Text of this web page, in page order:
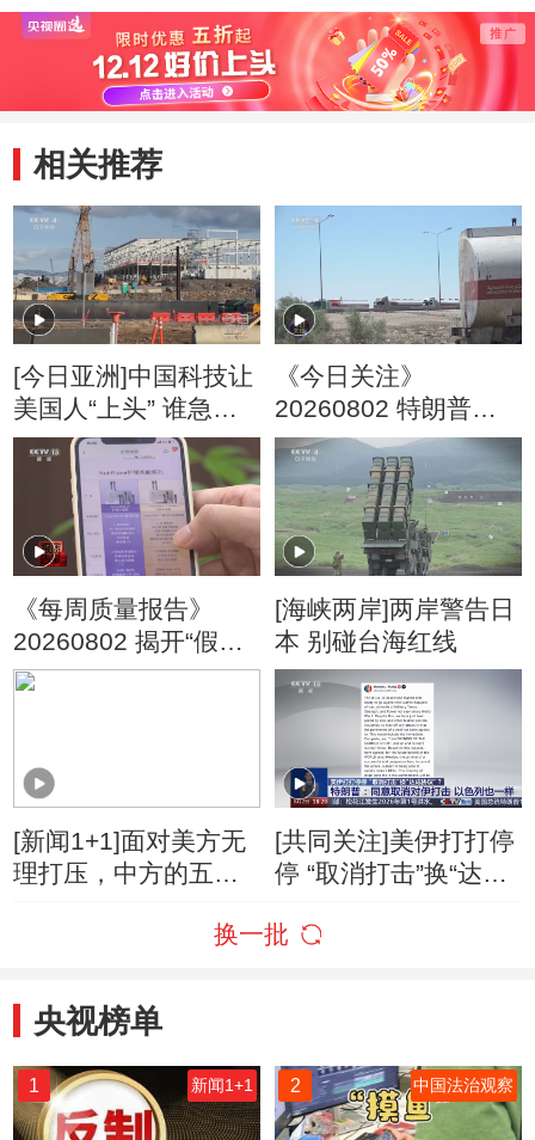
手把鲨鱼拉上岸
美孝心少年 “包子
丫头”俞云辉
号”发
单程票
相关推荐
[今日亚洲]中国科技让
美国人“上头” 谁急
了？
《今日关注》
20260802 特朗普叫
停“最大规模”打击 伊
朗称摧毁美军F-35战
机
《每周质量报告》
20260802 揭开“假洋
牌”的真面目
[海峡两岸]两岸警告日
本 别碰台海红线
[新闻1+1]面对美方无
理打压，中方的五项
[共同关注]美伊打打停
停 “取消打击”换“达成
取消对伊打击 以色列
换一批
央视榜单
1 新闻1+1 2 中国法治观察